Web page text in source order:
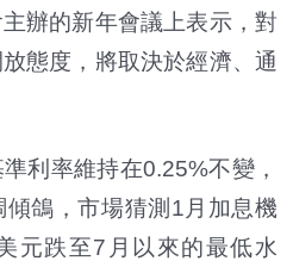
辦的新年會議上表示，對
態度，將取決於經濟、通
利率維持在0.25%不變，
鴿，市場猜測1月加息機
元跌至7月以來的最低水